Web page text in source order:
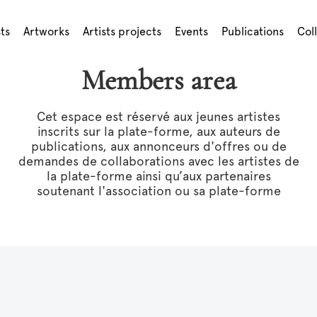
Artworks Artists projects Events Publications
Members area
Cet espace est réservé aux jeunes artistes
inscrits sur la plate-forme, aux auteurs de
publications, aux annonceurs d'offres ou de
demandes de collaborations avec les artistes de
la plate-forme ainsi qu’aux partenaires
soutenant l'association ou sa plate-forme